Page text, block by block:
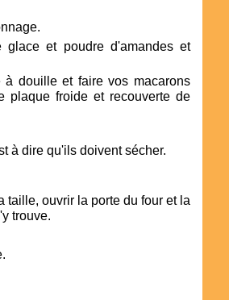
glace et poudre d'amandes et
à douille et faire vos macarons
plaque froide et recouverte de
à dire qu'ils doivent sécher.
taille, ouvrir la porte du four et la
trouve.